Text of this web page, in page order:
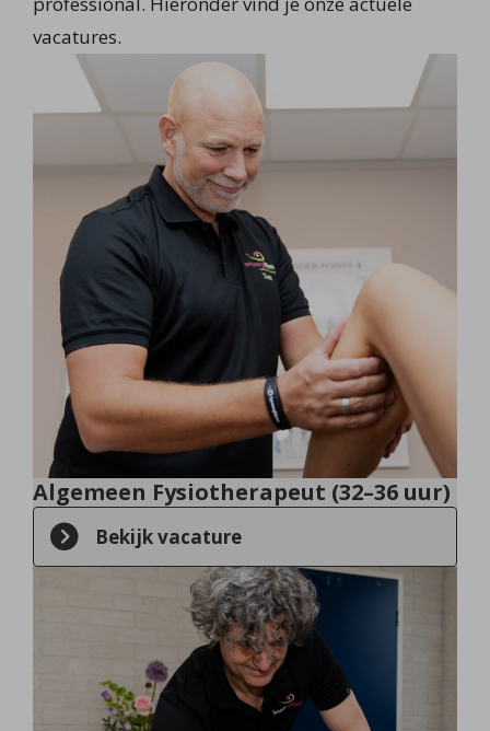
vacatures.
Algemeen Fysiotherapeut (32–36 uur)
Bekijk vacature